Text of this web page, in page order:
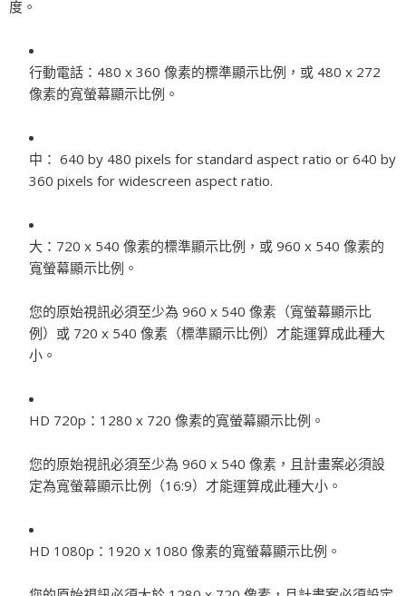
度。
行動電話： 480 x 360 像素的標準顯示比例，或 480 x 272
像素的寬螢幕顯示比例。
中： 640 by 480 pixels for standard aspect ratio or 640 by
360 pixels for widescreen aspect ratio.
大： 720 x 540 像素的標準顯示比例，或 960 x 540 像素的
寬螢幕顯示比例。
您的原始視訊必須至少為 960 x 540 像素（寬螢幕顯示比
例）或 720 x 540 像素（標準顯示比例）才能運算成此種大
小。
HD 720p： 1280 x 720 像素的寬螢幕顯示比例。
您的原始視訊必須至少為 960 x 540 像素，且計畫案必須設
定為寬螢幕顯示比例（16:9）才能運算成此種大小。
HD 1080p： 1920 x 1080 像素的寬螢幕顯示比例。